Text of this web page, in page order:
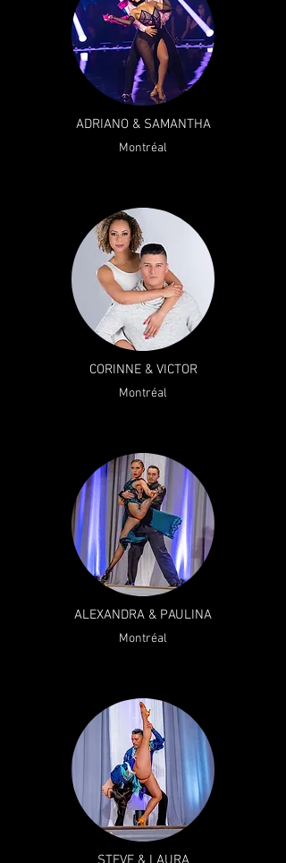
ADRIANO & SAMANTHA
Montréal
CORINNE & VICTOR
Montréal
ALEXANDRA & PAULINA
Montréal